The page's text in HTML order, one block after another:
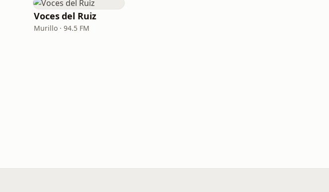
Voces del Ruiz
Murillo · 94.5 FM